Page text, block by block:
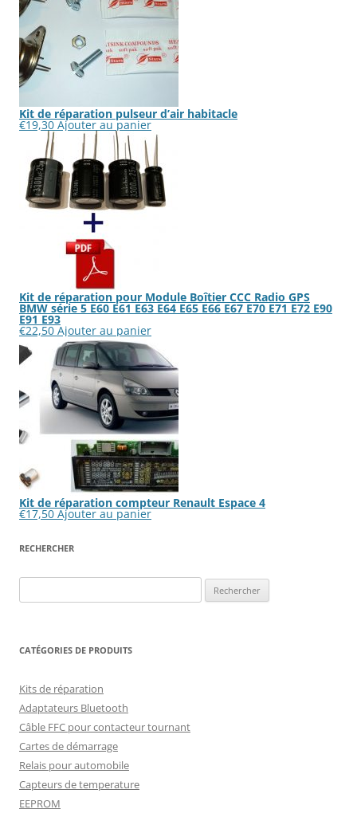
Kit de réparation pulseur d’air habitacle
€19,30 Ajouter au panier
Kit de réparation pour Module Boîtier CCC Radio GPS
BMW série 5 E60 E61 E63 E64 E65 E66 E67 E70 E71 E72 E90
E91 E93
€22,50 Ajouter au panier
Kit de réparation compteur Renault Espace 4
€17,50 Ajouter au panier
RECHERCHER
CATÉGORIES DE PRODUITS
Kits de réparation
Adaptateurs Bluetooth
Câble FFC pour contacteur tournant
Cartes de démarrage
Relais pour automobile
Capteurs de temperature
EEPROM